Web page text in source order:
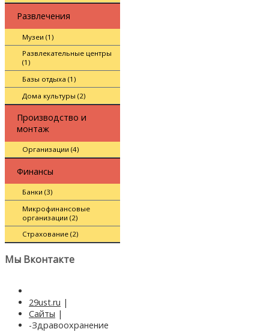
Развлечения
Музеи (1)
Развлекательные центры
(1)
Базы отдыха (1)
Дома культуры (2)
Производство и
монтаж
Организации (4)
Финансы
Банки (3)
Микрофинансовые
организации (2)
Страхование (2)
Мы Вконтакте
29ust.ru |
Сайты |
-Здравоохранение